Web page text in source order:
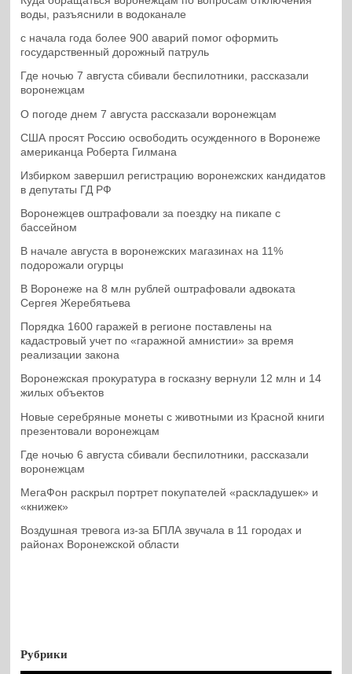
воды, разъяснили в водоканале
с начала года более 900 аварий помог оформить
государственный дорожный патруль
Где ночью 7 августа сбивали беспилотники, рассказали
воронежцам
О погоде днем 7 августа рассказали воронежцам
США просят Россию освободить осужденного в Воронеже
американца Роберта Гилмана
Избирком завершил регистрацию воронежских кандидатов
в депутаты ГД РФ
Воронежцев оштрафовали за поездку на пикапе с
бассейном
В начале августа в воронежских магазинах на 11%
подорожали огурцы
В Воронеже на 8 млн рублей оштрафовали адвоката
Сергея Жеребятьева
Порядка 1600 гаражей в регионе поставлены на
кадастровый учет по «гаражной амнистии» за время
реализации закона
Воронежская прокуратура в госказну вернули 12 млн и 14
жилых объектов
Новые серебряные монеты с животными из Красной книги
презентовали воронежцам
Где ночью 6 августа сбивали беспилотники, рассказали
воронежцам
МегаФон раскрыл портрет покупателей «раскладушек» и
«книжек»
Воздушная тревога из-за БПЛА звучала в 11 городах и
районах Воронежской области
Рубрики